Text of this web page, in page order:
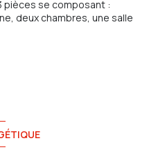
se composant :
deux chambres, une salle